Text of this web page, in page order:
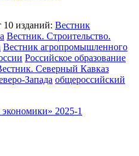
изданий: Вестник
Вестник. Строительство.
Вестник агропромышленного
Российское образование
Северный Кавказ
Запада общероссийский